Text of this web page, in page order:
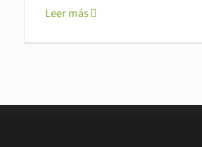
Leer más